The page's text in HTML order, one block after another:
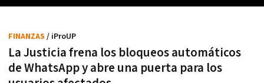
La Justicia frena los bloqueos automáticos
de WhatsApp y abre una puerta para los
FINANZAS / iProUP